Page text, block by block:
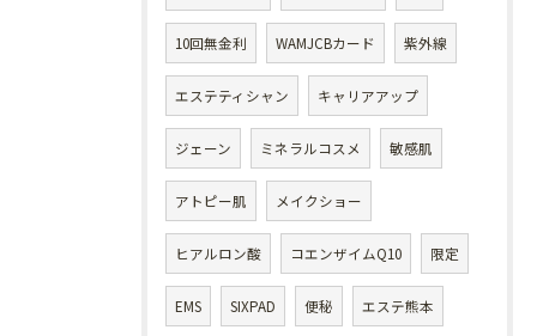
10回無金利 WAMJCBカード 紫外線
エステティシャン キャリアアップ
ジェーン ミネラルコスメ 敏感肌
アトピー肌 メイクショー
ヒアルロン酸 コエンザイムQ10 限定
EMS SIXPAD 便秘 エステ熊本